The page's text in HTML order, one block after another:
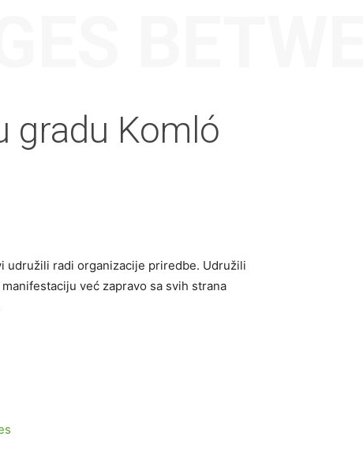
gradu Komló
udružili radi organizacije priredbe. Udružili
već zapravo sa svih strana